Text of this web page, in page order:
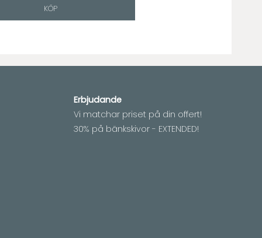
KÖP
Erbjudande
Vi matchar priset på din offert!
30% på bänkskivor - EXTENDED!